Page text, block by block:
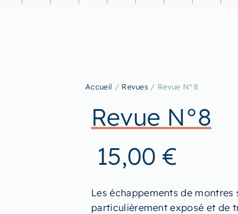
Accueil / Revues / Revue N°8
Revue N°8
15,00 €
Les échappements de
particulièrement exposé et de